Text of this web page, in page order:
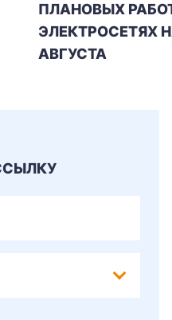
ПЛАНОВЫХ
ЭЛЕКТРОСЕТЯХ
АВГУСТА